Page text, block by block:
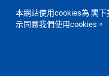
本網站使用cookies為 閣
示同意我們使用cookies。